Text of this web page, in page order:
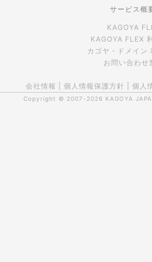
サービス概
KAGOYA
KAGOYA FLEX
カゴヤ・ドメイン
お問い合わせ
会社情報 個人情報保護方針 個人
Copyright © 2007-2026 KAGOYA